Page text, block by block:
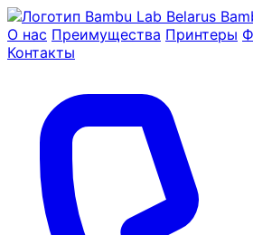
О нас Преимущества Принтеры
Контакты